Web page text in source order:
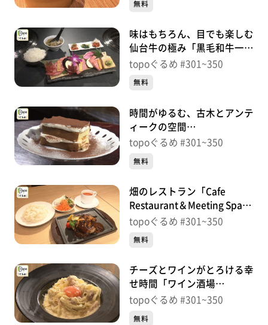
無料
味はもちろん、目でも楽しむ
仙台牛の極み「黒毛和牛一頭
切り伊達哉」（宮城野区榴
topoぐるめ #301~350
無料
時間がゆるむ、古木とアンテ
ィークの空間
「Antique&Cafe TiTi」（宮
341【topoぐるめ】
topoぐるめ #301~350
無料
畑のレストラン「Cafe
Restaurant＆Meeting Space
FOREST仙台」（宮城野区名
topoぐるめ #301~350
無料
チーズとワインがとろける幸
せ時間「ワイン酒場
GabuLicious仙台店」（青葉
topoぐるめ #301~350
無料